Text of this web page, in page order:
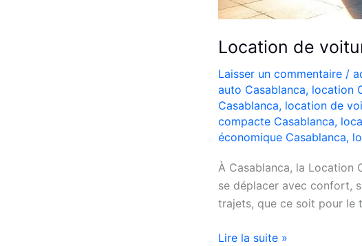
Location de
Laisser un commentaire /
auto Casablanca, location
Casablanca, location de
compacte Casablanca,
économique Casablanca,
À Casablanca, la Location
se déplacer avec confort,
trajets, que ce soit pour le
Location
Lire la suite »